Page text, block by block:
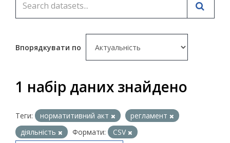
Впорядкувати по
1 набір даних знайдено
Теги: норматитивний акт
регламент
діяльність
Формати:
CSV